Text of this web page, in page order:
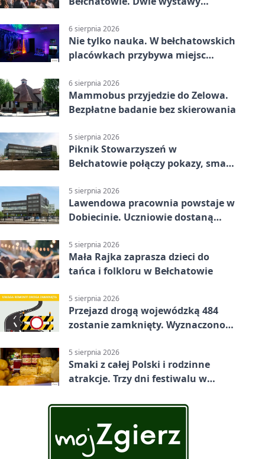
6 sierpnia 2026
Nie tylko nauka. W bełchatowskich
placówkach przybywa miejsc
6 sierpnia 2026
Mammobus przyjedzie do Zelowa.
Bezpłatne badanie bez skierowania
5 sierpnia 2026
Piknik Stowarzyszeń w
Bełchatowie połączy pokazy, smaki
5 sierpnia 2026
Lawendowa pracownia powstaje w
Dobiecinie. Uczniowie dostaną
5 sierpnia 2026
Mała Rajka zaprasza dzieci do
tańca i folkloru w Bełchatowie
5 sierpnia 2026
Przejazd drogą wojewódzką 484
zostanie zamknięty. Wyznaczono
5 sierpnia 2026
Smaki z całej Polski i rodzinne
atrakcje. Trzy dni festiwalu w